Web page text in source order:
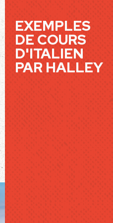
EXEMPLES
DE COURS
D'ITALIEN
PAR HALLEY